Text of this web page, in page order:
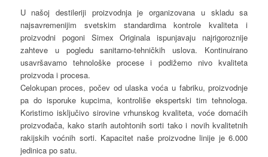
U našoj destileriji proizvodnja je organizovana u skladu sa
najsavremenijim svetskim standardima kontrole kvaliteta i
proizvodni pogoni Simex Originala ispunjavaju najrigoroznije
zahteve u pogledu sanitarno-tehničkih uslova. Kontinuirano
usavršavamo tehnološke procese i podižemo nivo kvaliteta
proizvoda i procesa.
Celokupan proces, počev od ulaska voća u fabriku, proizvodnje
pa do isporuke kupcima, kontroliše ekspertski tim tehnologa.
Koristimo isključivo sirovine vrhunskog kvaliteta, voće domaćih
proizvođača, kako starih autohtonih sorti tako i novih kvalitetnih
rakijskih voćnih sorti. Kapacitet naše proizvodne linije je 6.000
jedinica po satu.